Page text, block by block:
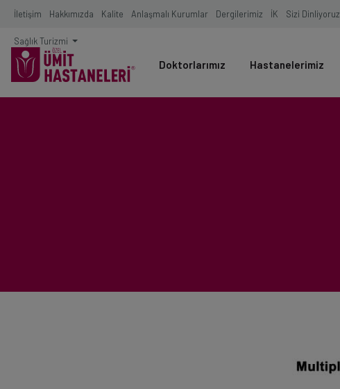
İletişim Hakkımızda Kalite Anlaşmalı Kurumlar Dergilerimiz İK Sizi Dinliyoruz
Sağlık Turizmi
Doktorlarımız Hastanelerimiz